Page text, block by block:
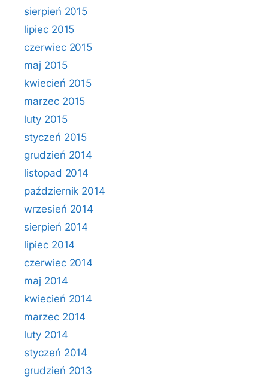
sierpień 2015
lipiec 2015
czerwiec 2015
maj 2015
kwiecień 2015
marzec 2015
luty 2015
styczeń 2015
grudzień 2014
listopad 2014
październik 2014
wrzesień 2014
sierpień 2014
lipiec 2014
czerwiec 2014
maj 2014
kwiecień 2014
marzec 2014
luty 2014
styczeń 2014
grudzień 2013